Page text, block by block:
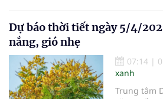
Dự báo thời tiết ngày 5/4/
nắng, gió nhẹ
07:14 |
xanh
Trung tâm